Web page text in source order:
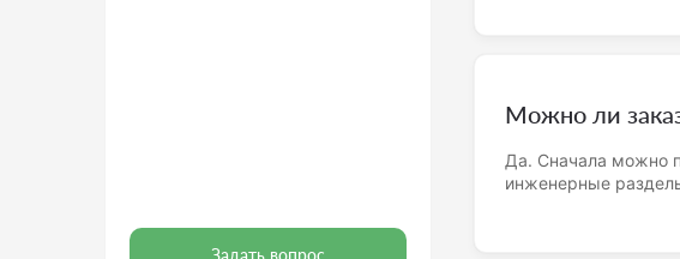
Можно ли
Да. Сначала можно
инженерные
Задать вопрос